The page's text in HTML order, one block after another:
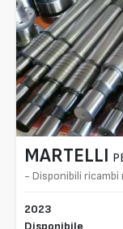
MARTELLI
- Disponibili
2023
Disponibile